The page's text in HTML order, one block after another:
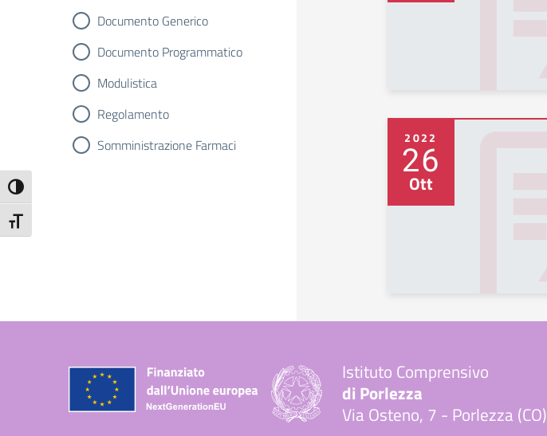
Attiva/disattiva alto contrasto
Attiva/disattiva dimensione testo
Documento Generico
Documento Programmatico
Modulistica
Regolamento
Somministrazione Farmaci
2022
26
Ott
Istituto Comprensivo
di Porlezza
Via Osteno, 7 - Porlezza (CO)